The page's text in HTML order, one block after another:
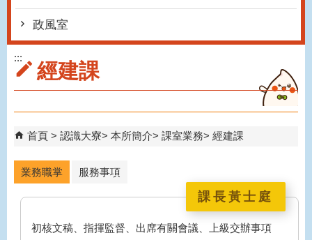
政風室
:::
經建課
首頁 認識大寮 本所簡介 課室業務 經建課
業務職掌 服務事項
課長黃士庭
初核文稿、指揮監督、出席有關會議、上級交辦事項